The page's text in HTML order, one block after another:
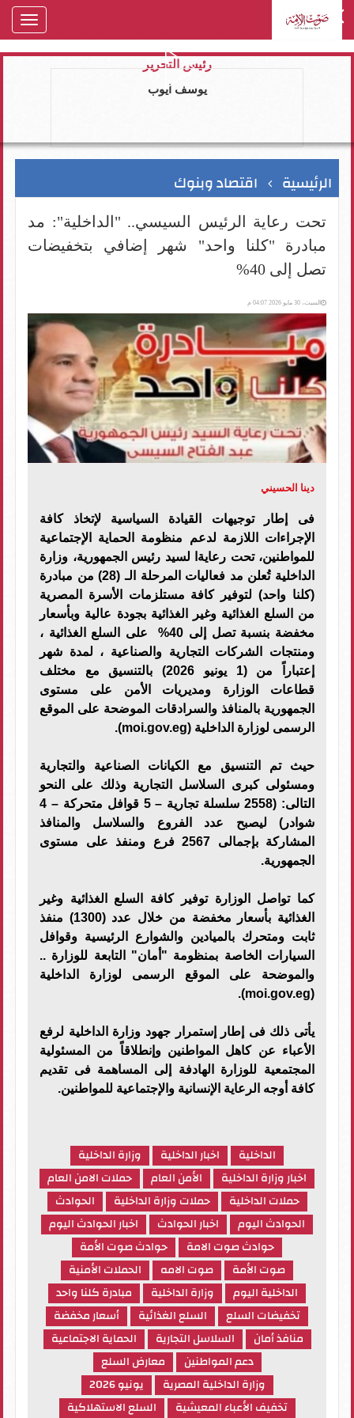
رئيس التحرير
يوسف ايوب
الرئيسية اقتصاد وبنوك
تحت رعاية الرئيس السيسي.. "الداخلية": مد
مبادرة "كلنا واحد" شهر إضافي بتخفيضات
تصل إلى 40%
السبت، 30 مايو 2026 04:07 م
دينا الحسيني
فى إطار توجيهات القيادة السياسية لإتخاذ كافة
الإجراءات اللازمة لدعم منظومة الحماية الإجتماعية
للمواطنين، تحت رعايةا لسيد رئيس الجمهورية، وزارة
الداخلية تُعلن مد فعاليات المرحلة الـ (28) من مبادرة
(كلنا واحد) لتوفير كافة مستلزمات الأسرة المصرية
من السلع الغذائية وغير الغذائية بجودة عالية وبأسعار
مخفضة بنسبة تصل إلى 40% على السلع الغذائية ،
ومنتجات الشركات التجارية والصناعية ، لمدة شهر
إعتباراً من (1 يونيو 2026) بالتنسيق مع مختلف
قطاعات الوزارة ومديريات الأمن على مستوى
الجمهورية بالمنافذ والسرادقات الموضحة على الموقع
الرسمى لوزارة الداخلية (moi.gov.eg).
حيث تم التنسيق مع الكيانات الصناعية والتجارية
ومسئولى كبرى السلاسل التجارية وذلك على النحو
التالى: (2558 سلسلة تجارية – 5 قوافل متحركة – 4
شوادر) ليصبح عدد الفروع والسلاسل والمنافذ
المشاركة بإجمالى 2567 فرع ومنفذ على مستوى
الجمهورية.
كما تواصل الوزارة توفير كافة السلع الغذائية وغير
الغذائية بأسعار مخفضة من خلال عدد (1300) منفذ
ثابت ومتحرك بالميادين والشوارع الرئيسية وقوافل
السيارات الخاصة بمنظومة "أمان" التابعة للوزارة ..
والموضحة على الموقع الرسمى لوزارة الداخلية
(moi.gov.eg).
يأتى ذلك فى إطار إستمرار جهود وزارة الداخلية لرفع
الأعباء عن كاهل المواطنين وإنطلاقاً من المسئولية
المجتمعية للوزارة الهادفة إلى المساهمة فى تقديم
كافة أوجه الرعاية الإنسانية والإجتماعية للمواطنين.
الداخلية اخبار الداخلية
وزارة الداخلية
اخبار وزارة الداخلية
الأمن العام
حملات الامن العام
حملات الداخلية
حملات وزارة الداخلية
الحوادث
الحوادث اليوم
اخبار الحوادث
اخبار الحوادث اليوم
حوادث صوت الامة
حوادث صوت الأمة
صوت الأمة
صوت الامه
الحملات الأمنية
الداخلية اليوم
وزارة الداخلية
مبادرة كلنا واحد
تخفيضات السلع
السلع الغذائية
أسعار مخفضة
منافذ أمان
السلاسل التجارية
الحماية الاجتماعية
دعم المواطنين
معارض السلع
وزارة الداخلية المصرية
يونيو 2026
تخفيف الأعباء المعيشية
السلع الاستهلاكية